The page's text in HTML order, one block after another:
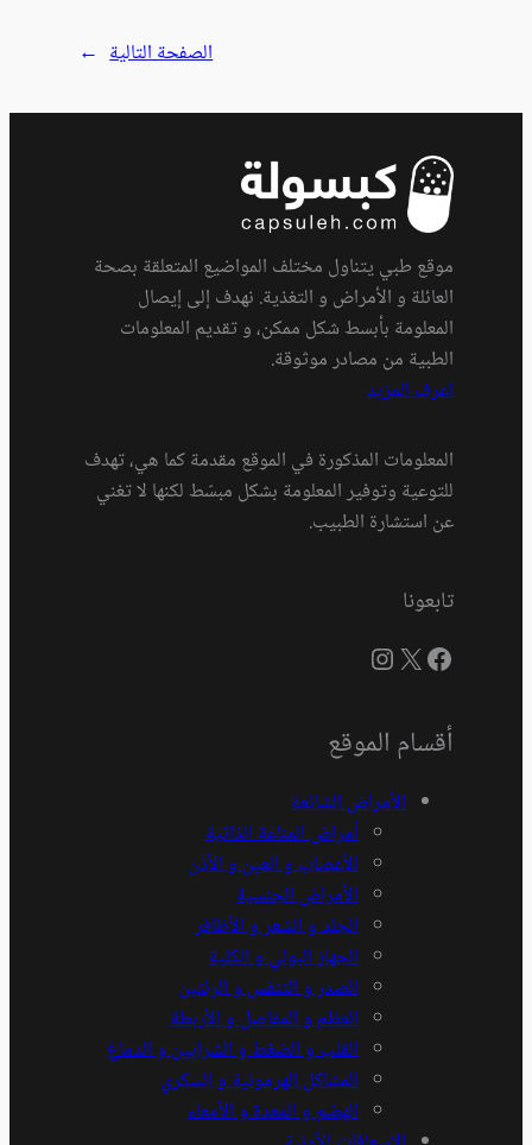
الصفحة التالية →
موقع طبي يتناول مختلف المواضيع المتعلقة بصحة
العائلة و الأمراض و التغذية. نهدف إلى إيصال
المعلومة بأبسط شكل ممكن، و تقديم المعلومات
الطبية من مصادر موثوقة.
اعرف المزيد
المعلومات المذكورة في الموقع مقدمة كما هي، تهدف
للتوعية وتوفير المعلومة بشكل مبسّط لكنها لا تغني
عن استشارة الطبيب.
تابعونا
فيسبوك إكسإنستجرام
أقسام الموقع
الأمراض الشائعة
أمراض المناعة الذاتية
الأعصاب و العين و الأذن
الأمراض الجنسية
الجلد و الشعر و الأظافر
الجهاز البولي و الكلية
الصدر و التنفس و الرئتين
العظم و المفاصل و الأربطة
القلب و الضغط و الشرايين و الدماغ
المشاكل الهرمونية و السكري
الهضم و المعدة و الأمعاء